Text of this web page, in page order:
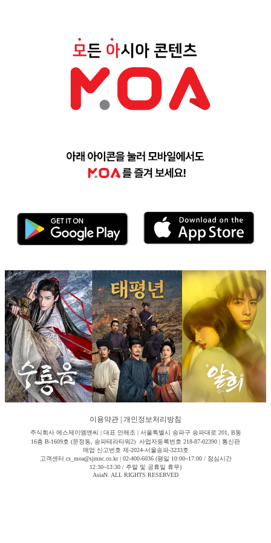
이용약관 개인정보처리방침
주식회사 에스제이엠엔씨 | 대표 안해조 | 서울특별시 송파구 송파대로 201, B동
16층 B-1609호 (문정동, 송파테라타워2) 사업자등록번호 218-87-02390 | 통신판
매업 신고번호 제-2024-서울송파-3233호
고객센터 cs_moa@sjmnc.co.kr | 02-400-6036 (평일 10:00~17:00 / 점심시간
12:30~13:30 / 주말 및 공휴일 휴무)
AsiaN. ALL RIGHTS RESERVED